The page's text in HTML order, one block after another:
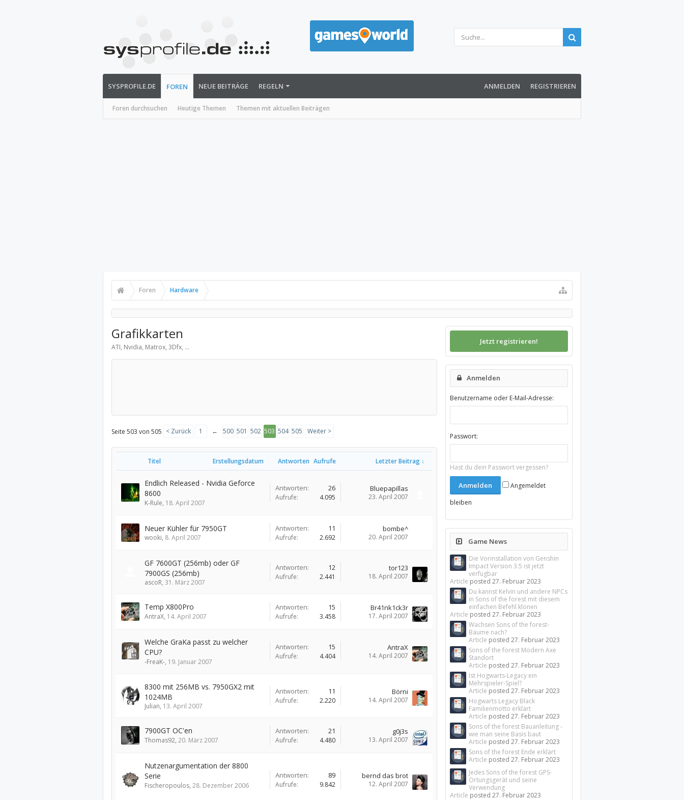
SYSPROFILE.DE FOREN
Foren durchsuchen Heutige Themen Themen mit aktuellen Beiträgen
NEUE BEITRÄGE REGELN ANMELDEN REGISTRIEREN
Foren Hardware
Grafikkarten
ATI, Nvidia, Matrox, 3Dfx, ...
Seite 503 von 505 < Zurück 1 ← 500 501 502 503 504 505 Weiter >
Titel Erstellungsdatum Antworten Aufrufe Letzter Beitrag ↓
Endlich Released - Nvidia Geforce
8600
K-Rule, 18. April 2007
Antworten: 26
Aufrufe: 4.095
Bluepapillas
23. April 2007
Neuer Kühler für 7950GT
wooki, 8. April 2007
Antworten: 11
Aufrufe: 2.692
bombe^
20. April 2007
GF 7600GT (256mb) oder GF
7900GS (256mb)
ascoR, 31. März 2007
Antworten: 12
Aufrufe: 2.441
tor123
18. April 2007
Temp X800Pro
AntraX, 14. April 2007
Antworten: 15
Aufrufe: 3.458
Br41nk1ck3r
17. April 2007
Welche GraKa passt zu welcher
CPU?
-FreaK-, 19. Januar 2007
Antworten: 15
Aufrufe: 4.404
AntraX
14. April 2007
8300 mit 256MB vs. 7950GX2 mit
1024MB
Julian, 13. April 2007
Antworten: 11
Aufrufe: 2.220
Börni
14. April 2007
7900GT OC'en
Thomas92, 20. März 2007
Antworten: 21
Aufrufe: 4.480
g0j3s
13. April 2007
Nutzenargumentation der 8800
Serie
Fischeropoulos, 28. Dezember 2006
Antworten: 89
Aufrufe: 9.842
bernd das brot
12. April 2007
Jetzt registrieren!
Anmelden
Benutzername oder E-Mail-Adresse:
Passwort:
Hast du dein Passwort vergessen?
Angemeldet
bleiben
Game News
Die Vorinstallation von Genshin
Impact Version 3.5 ist jetzt
verfügbar
Article posted27. Februar 2023
Du kannst Kelvin und andere NPCs
in Sons of the forest mit diesem
einfachen Befehl klonen
Article posted27. Februar 2023
Wachsen Sons of the forest-
Bäume nach?
Article posted27. Februar 2023
Sons of the forest Modern Axe
Standort
Article posted27. Februar 2023
Ist Hogwarts-Legacy ein
Mehrspieler-Spiel?
Article posted27. Februar 2023
Hogwarts Legacy Black
Familienmotto erklärt
Article posted27. Februar 2023
Sons of the forest Bauanleitung -
wie man seine Basis baut
Article posted27. Februar 2023
Sons of the forest Ende erklärt
Article posted27. Februar 2023
Jedes Sons of the forest GPS-
Ortungsgerät und seine
Verwendung
Article posted27. Februar 2023